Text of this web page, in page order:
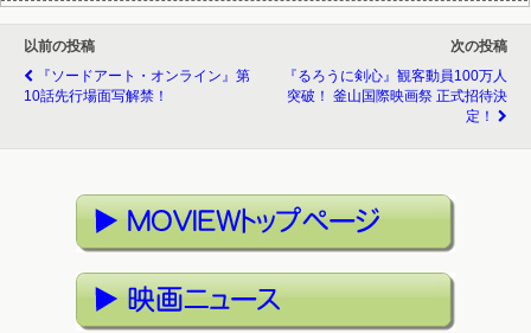
以前の投稿
『ソードアート・オンライン』第
10話先行場面写解禁！
次の投稿
『るろうに剣心』観客動員100万人
突破！ 釜山国際映画祭 正式招待決
定！